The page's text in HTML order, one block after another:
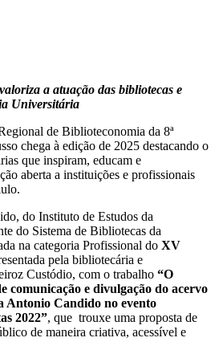
a atuação das bibliotecas e
Universitária
de Biblioteconomia da 8ª
chega à edição de 2025 destacando o
que inspiram, educam e
aberta a instituições e profissionais
do Instituto de Estudos da
do Sistema de Bibliotecas da
na categoria Profissional do XV
pela bibliotecária e
Custódio, com o trabalho “O
comunicação e divulgação do acervo
Antonio Candido no evento
2022”, que trouxe uma proposta de
de maneira criativa, acessível e